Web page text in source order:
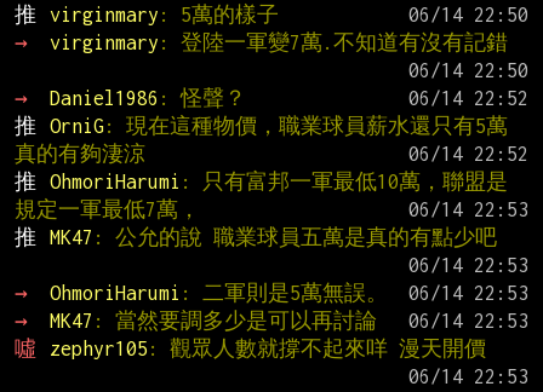
推
virginmary : 5萬的樣子
→
virginmary : 登陸一軍變7萬.不知道有沒有記錯
→
Daniel1986 : 怪聲？
推
OrniG: 現在這種物價，職業球員薪水還只有5萬
真的有夠淒涼
推
OhmoriHarumi : 只有富邦一軍最低10萬，聯盟是
規定一軍最低7萬，
推
MK47 : 公允的說 職業球員五萬是真的有點少吧
→
OhmoriHarumi : 二軍則是5萬無誤。
→
MK47 : 當然要調多少是可以再討論
噓
zephyr105 : 觀眾人數就撐不起來咩 漫天開價